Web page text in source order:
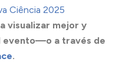
visualizar mejor y
evento—o a través de
.